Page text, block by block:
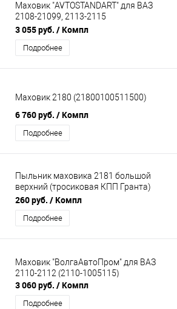
Маховик "AVTOSTANDART" для ВАЗ
2108-21099, 2113-2115
(21090100511588)
3 055 руб. / Компл
Подробнее
Маховик 2180 (21800100511500)
6 760 руб. / Компл
Подробнее
Пыльник маховика 2181 большой
верхний (тросиковая КПП Гранта)
21810160112000
260 руб. / Компл
Подробнее
Маховик "ВолгаАвтоПром" для ВАЗ
2110-2112 (2110-1005115)
3 060 руб. / Компл
Подробнее